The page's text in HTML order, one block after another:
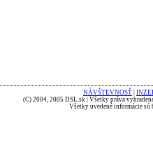
NÁVŠTEVNOSŤ
(C) 2004, 2005 DSL.sk | Všetky práva
Všetky uvedené informácie sú